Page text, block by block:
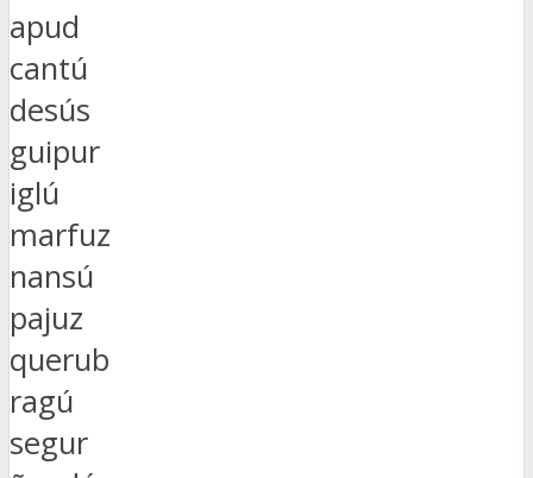
apud
cantú
desús
guipur
iglú
marfuz
nansú
pajuz
querub
ragú
segur